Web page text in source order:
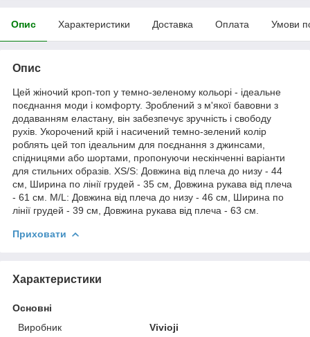
Опис Характеристики Доставка Оплата Умови
Опис
Цей жіночий кроп-топ у темно-зеленому кольорі - ідеальне
поєднання моди і комфорту. Зроблений з м'якої бавовни з
додаванням еластану, він забезпечує зручність і свободу
рухів. Укорочений крій і насичений темно-зелений колір
роблять цей топ ідеальним для поєднання з джинсами,
спідницями або шортами, пропонуючи нескінченні варіанти
для стильних образів. XS/S: Довжина від плеча до низу - 44
см, Ширина по лінії грудей - 35 см, Довжина рукава від плеча
- 61 см. M/L: Довжина від плеча до низу - 46 см, Ширина по
лінії грудей - 39 см, Довжина рукава від плеча - 63 см.
Приховати
Характеристики
Основні
Виробник
Vivioji